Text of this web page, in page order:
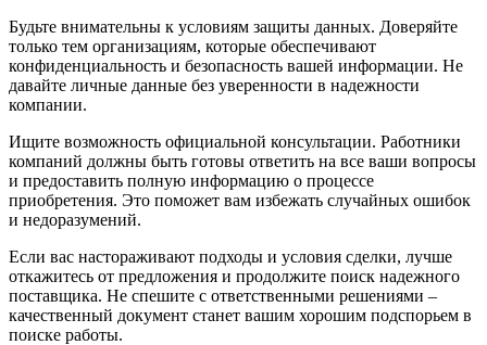
Будьте внимательны к условиям защиты данных. Доверяйте
только тем организациям, которые обеспечивают
конфиденциальность и безопасность вашей информации. Не
давайте личные данные без уверенности в надежности
компании.
Ищите возможность официальной консультации. Работники
компаний должны быть готовы ответить на все ваши вопросы
и предоставить полную информацию о процессе
приобретения. Это поможет вам избежать случайных ошибок
и недоразумений.
Если вас настораживают подходы и условия сделки, лучше
откажитесь от предложения и продолжите поиск надежного
поставщика. Не спешите с ответственными решениями –
качественный документ станет вашим хорошим подспорьем в
поиске работы.